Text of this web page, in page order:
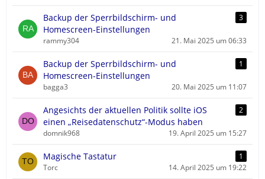
Backup der Sperrbildschirm- und
Homescreen-Einstellungen
3
rammy304 21. Mai 2025 um 06:33
Backup der Sperrbildschirm- und
Homescreen-Einstellungen
1
bagga3 20. Mai 2025 um 11:07
Angesichts der aktuellen Politik sollte iOS
einen „Reisedatenschutz“-Modus haben
2
domnik968 19. April 2025 um 15:27
Magische Tastatur
1
Torc
14. April 2025 um 19:22